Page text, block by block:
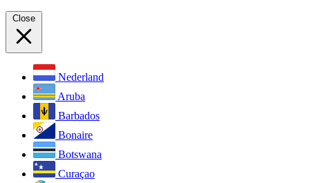
Close
Nederland
Aruba
Barbados
Bonaire
Botswana
Curaçao